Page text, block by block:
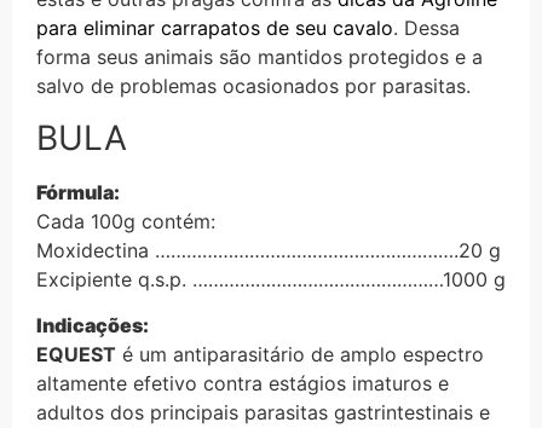
para eliminar carrapatos de seu cavalo. Dessa
forma seus animais são mantidos protegidos e a
salvo de problemas ocasionados por parasitas.
BULA
Fórmula:
Cada 100g contém:
Moxidectina ………………………………………………….20 g
Excipiente q.s.p. …………………………………………1000 g
Indicações:
EQUEST é um antiparasitário de amplo espectro
altamente efetivo contra estágios imaturos e
adultos dos principais parasitas gastrintestinais e